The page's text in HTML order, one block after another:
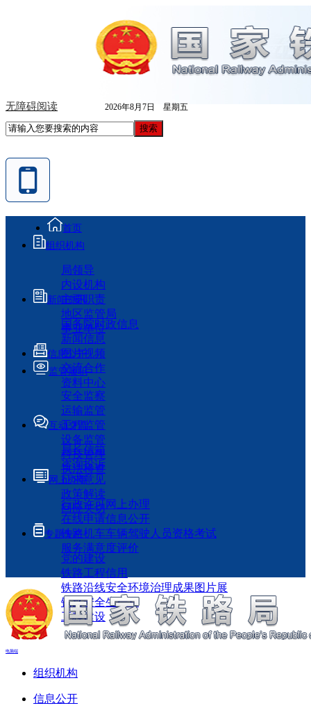
无障碍阅读 2026年8月7日 星期五
首页
组织机构
局领导
内设机构
主要职责
地区监管局
事业单位
新闻资讯
国务院时政信息
新闻信息
图片视频
交流合作
资料中心
信息公开
监管履职
安全监察
运输监管
工程监管
设备监管
科技管理
执法检查
互动交流
局长信箱
咨询投诉
征求意见
政策解读
回应关切
网上办事
行政许可网上办理
在线申请信息公开
铁路机车车辆驾驶人员资格考试
服务满意度评价
专题专栏
党的建设
铁路工程信用
铁路沿线安全环境治理成果图片展
铁路安全生产月
工程建设
电脑端
组织机构
信息公开